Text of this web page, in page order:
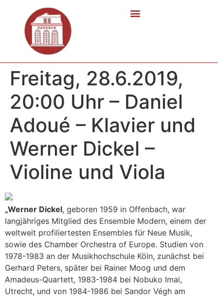
Freitag, 28.6.2019,
20:00 Uhr – Daniel
Adoué – Klavier und
Werner Dickel –
Violine und Viola
„Werner Dickel, geboren 1959 in Offenbach, war
langjähriges Mitglied des Ensemble Modern, einem der
weltweit profiliertesten Ensembles für Neue Musik,
sowie des Chamber Orchestra of Europe. Studien von
1978-1983 an der Musikhochschule Köln, zunächst bei
Gerhard Peters, später bei Rainer Moog und dem
Amadeus-Quartett, 1983-1984 bei Nobuko Imai,
Utrecht, und von 1984-1986 bei Sandor Végh am